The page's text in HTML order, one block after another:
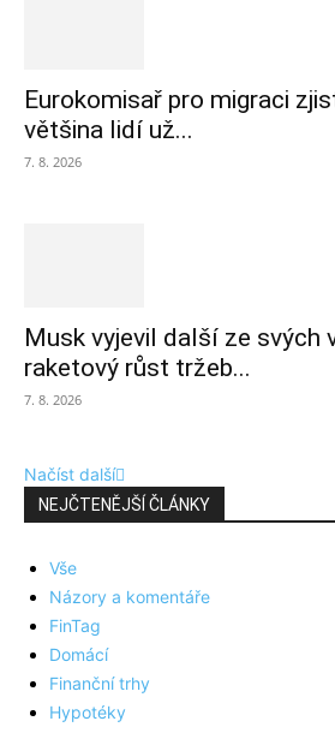
Eurokomisař pro migraci
většina lidí už...
7. 8. 2026
Musk vyjevil další ze svých
raketový růst tržeb...
7. 8. 2026
Načíst další
NEJČTENĚJŠÍ ČLÁNKY
Vše
Názory a komentáře
FinTag
Domácí
Finanční trhy
Hypotéky